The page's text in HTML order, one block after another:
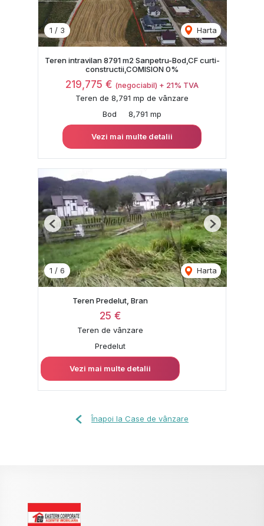
1 / 3 Harta
Teren intravilan 8791 m2 Sanpetru-Bod,CF curti-
constructii,COMISION 0%
219,775 € (negociabil) + 21% TVA
Teren de 8,791 mp de vânzare
Bod
8,791 mp
Vezi mai multe detalii
1 / 6 Harta
Previous Next
Teren Predelut, Bran
25 €
Teren de vânzare
Predelut
Vezi mai multe detalii
Înapoi la Case de vânzare